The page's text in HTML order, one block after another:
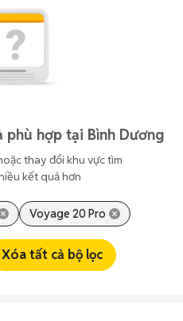
hợp tại Bình Dương
thay đổi khu vực tìm
kết quả hơn
Voyage 20 Pro
Xóa tất cả bộ lọc